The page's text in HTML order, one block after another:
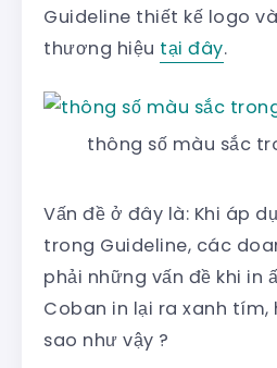
Guideline thiết kế logo
thương hiệu tại đây.
thông số màu sắc
Vấn đề ở đây là: Khi áp
trong Guideline, các
phải những vấn đề khi in
Coban in lại ra xanh tím,
sao như vậy ?